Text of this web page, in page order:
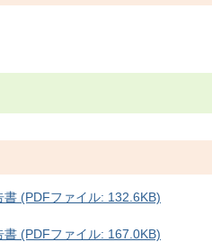
(PDFファイル: 132.6KB)
(PDFファイル: 167.0KB)